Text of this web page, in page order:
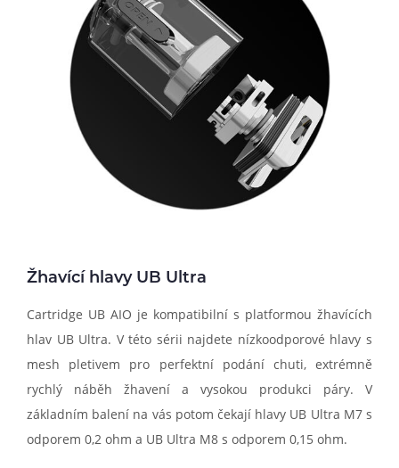
Žhavící hlavy UB Ultra
Cartridge UB AIO je kompatibilní s platformou žhavících
hlav UB Ultra. V této sérii najdete nízkoodporové hlavy s
mesh pletivem pro perfektní podání chuti, extrémně
rychlý náběh žhavení a vysokou produkci páry. V
základním balení na vás potom čekají hlavy UB Ultra M7 s
odporem 0,2 ohm a UB Ultra M8 s odporem 0,15 ohm.